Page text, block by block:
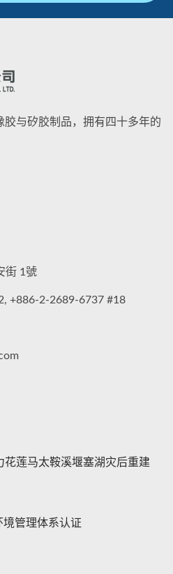
胶与矽胶制品，拥有四十多年的
街 1號
+886-2-2689-6737 #18
莲马太鞍溪堰塞湖灾后重建
管理体系认证